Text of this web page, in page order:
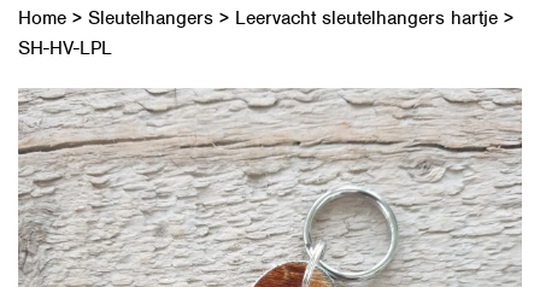
Home > Sleutelhangers > Leervacht sleutelhangers hartje >
SH-HV-LPL